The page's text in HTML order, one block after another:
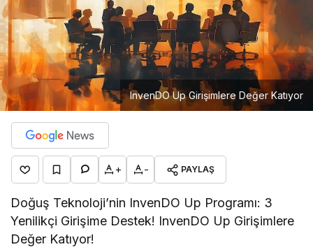
InvenDO Up Girişimlere Değer Katıyor
+ - PAYLAŞ
Doğuş Teknoloji’nin InvenDO Up Programı: 3
Yenilikçi Girişime Destek! InvenDO Up Girişimlere
Değer Katıyor!